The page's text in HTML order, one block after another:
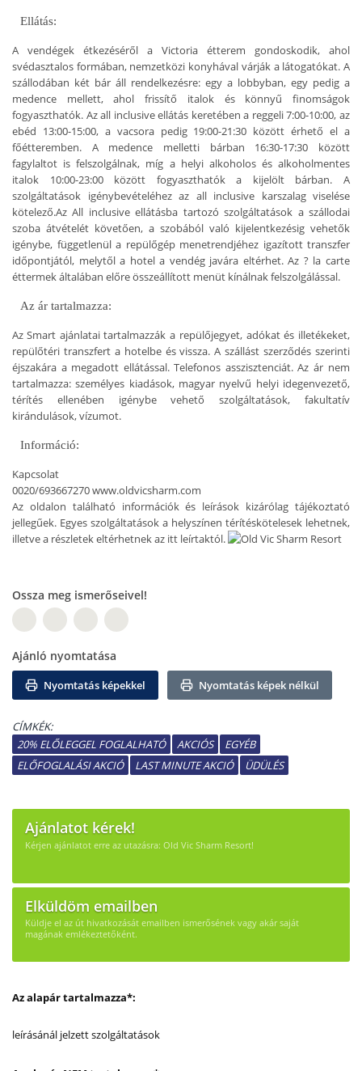
Ellátás:
A vendégek étkezéséről a Victoria étterem gondoskodik, ahol
svédasztalos formában, nemzetközi konyhával várják a látogatókat. A
szállodában két bár áll rendelkezésre: egy a lobbyban, egy pedig a
medence mellett, ahol frissítő italok és könnyű finomságok
fogyaszthatók. Az all inclusive ellátás keretében a reggeli 7:00-10:00, az
ebéd 13:00-15:00, a vacsora pedig 19:00-21:30 között érhető el a
főétteremben. A medence melletti bárban 16:30-17:30 között
fagylaltot is felszolgálnak, míg a helyi alkoholos és alkoholmentes
italok 10:00-23:00 között fogyaszthatók a kijelölt bárban. A
szolgáltatások igénybevételéhez az all inclusive karszalag viselése
kötelező.Az All inclusive ellátásba tartozó szolgáltatások a szállodai
szoba átvételét követően, a szobából való kijelentkezésig vehetők
igénybe, függetlenül a repülőgép menetrendjéhez igazított transzfer
időpontjától, melytől a hotel a vendég javára eltérhet. Az ? la carte
éttermek általában előre összeállított menüt kínálnak felszolgálással.
Az ár tartalmazza:
Az Smart ajánlatai tartalmazzák a repülőjegyet, adókat és illetékeket,
repülőtéri transzfert a hotelbe és vissza. A szállást szerződés szerinti
éjszakára a megadott ellátással. Telefonos asszisztenciát. Az ár nem
tartalmazza: személyes kiadások, magyar nyelvű helyi idegenvezető,
térítés ellenében igénybe vehető szolgáltatások, fakultatív
kirándulások, vízumot.
Információ:
Kapcsolat
0020/693667270www.oldvicsharm.com
Az oldalon található információk és leírások kizárólag tájékoztató
jellegűek. Egyes szolgáltatások a helyszínen térítéskötelesek lehetnek,
illetve a részletek eltérhetnek az itt leírtaktól.
Ossza meg ismerőseivel!
Ajánló nyomtatása
Nyomtatás képekkel Nyomtatás képek nélkül
CÍMKÉK:
20% ELŐLEGGEL FOGLALHATÓ
AKCIÓS
EGYÉB
ELŐFOGLALÁSI AKCIÓ
LAST MINUTE AKCIÓ ÜDÜLÉS
Ajánlatot kérek!
Kérjen ajánlatot erre az utazásra: Old Vic Sharm Resort!
Elküldöm emailben
Küldje el az út hivatkozását emailben ismerősének vagy akár saját
magának emlékeztetőként.
Az alapár tartalmazza*:
leírásánál jelzett szolgáltatások